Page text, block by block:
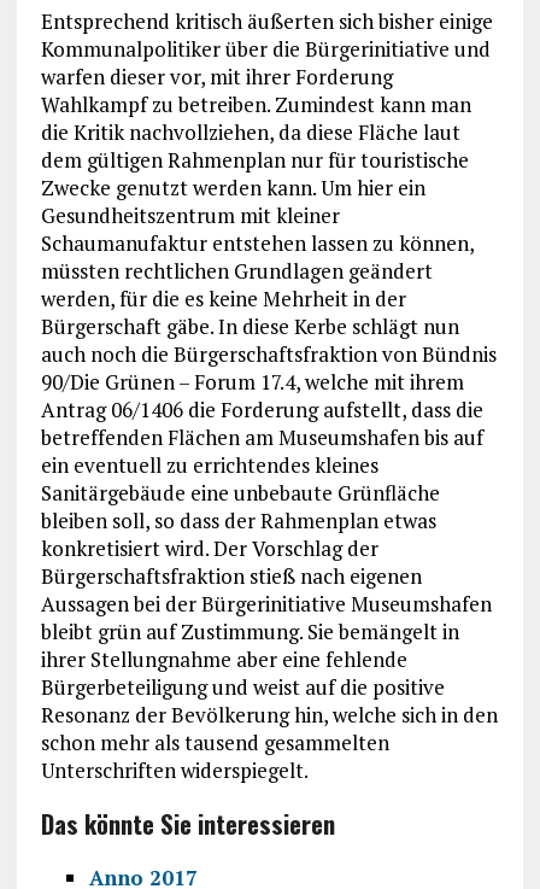
Entsprechend kritisch äußerten sich bisher einige
Kommunalpolitiker über die Bürgerinitiative und
warfen dieser vor, mit ihrer Forderung
Wahlkampf zu betreiben. Zumindest kann man
die Kritik nachvollziehen, da diese Fläche laut
dem gültigen Rahmenplan nur für touristische
Zwecke genutzt werden kann. Um hier ein
Gesundheitszentrum mit kleiner
Schaumanufaktur entstehen lassen zu können,
müssten rechtlichen Grundlagen geändert
werden, für die es keine Mehrheit in der
Bürgerschaft gäbe. In diese Kerbe schlägt nun
auch noch die Bürgerschaftsfraktion von Bündnis
90/Die Grünen – Forum 17.4, welche mit ihrem
Antrag 06/1406 die Forderung aufstellt, dass die
betreffenden Flächen am Museumshafen bis auf
ein eventuell zu errichtendes kleines
Sanitärgebäude eine unbebaute Grünfläche
bleiben soll, so dass der Rahmenplan etwas
konkretisiert wird. Der Vorschlag der
Bürgerschaftsfraktion stieß nach eigenen
Aussagen bei der Bürgerinitiative Museumshafen
bleibt grün auf Zustimmung. Sie bemängelt in
ihrer Stellungnahme aber eine fehlende
Bürgerbeteiligung und weist auf die positive
Resonanz der Bevölkerung hin, welche sich in den
schon mehr als tausend gesammelten
Unterschriften widerspiegelt.
Das könnte Sie interessieren
Anno 2017